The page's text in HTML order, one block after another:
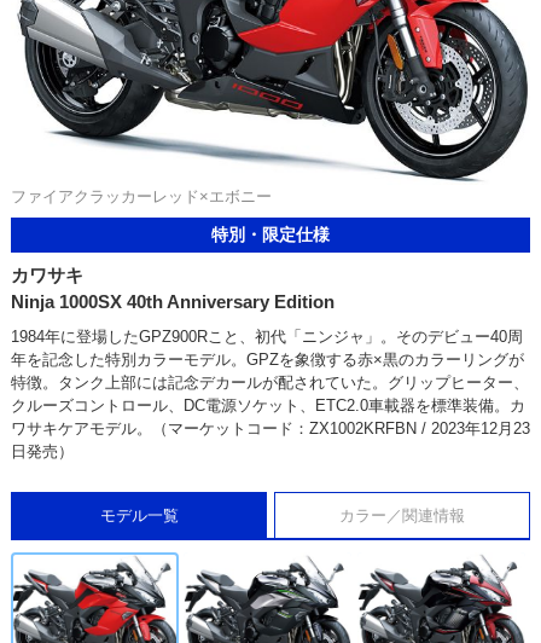
ファイアクラッカーレッド×エボニー
特別・限定仕様
カワサキ
Ninja 1000SX 40th Anniversary Edition
1984年に登場したGPZ900Rこと、初代「ニンジャ」。そのデビュー40周
年を記念した特別カラーモデル。GPZを象徴する赤×黒のカラーリングが
特徴。タンク上部には記念デカールが配されていた。グリップヒーター、
クルーズコントロール、DC電源ソケット、ETC2.0車載器を標準装備。カ
ワサキケアモデル。（マーケットコード：ZX1002KRFBN / 2023年12月23
日発売）
モデル一覧 カラー／関連情報